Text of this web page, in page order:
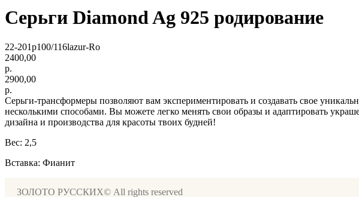
Серьги Diamond Ag 925 родирование
22-201р100/116lazur-Ro
2400,00
р.
2900,00
р.
Серьги-трансформеры позволяют вам экспериментировать и создавать свое
несколькими способами. Вы можете легко менять свои образы и адаптировать
дизайна и производства для красоты твоих будней!
Вес: 2,5
Вставка: Фианит
ЗОЛОТО РУССКИХ© All rights reserved